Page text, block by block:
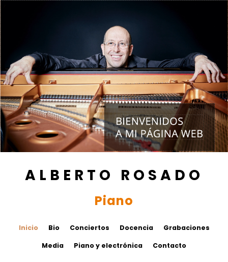
ALBERTO ROSADO
Piano
Inicio Bio Conciertos Docencia Grabaciones
Media Piano y electrónica Contacto